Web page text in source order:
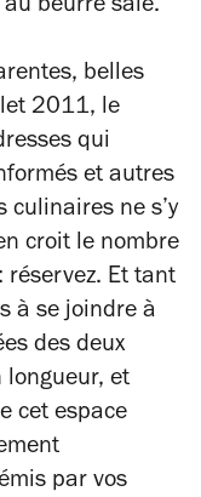
beurre salé.
belles
2011, le
qui
et autres
culinaires ne s’y
croit le nombre
réservez. Et tant
à se joindre à
des deux
longueur, et
cet espace
par vos